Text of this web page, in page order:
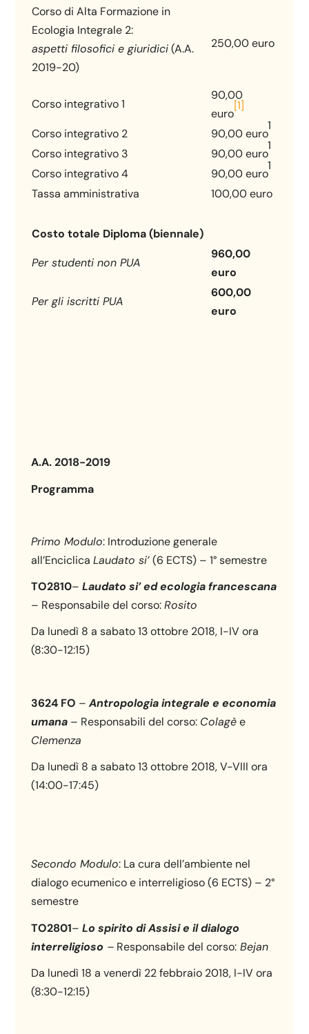
Corso di Alta Formazione in
Ecologia Integrale 2:
aspetti filosofici e giuridici(A.A.
2019-20)
250,00 euro
Corso integrativo 1
90,00
euro
[1]
Corso integrativo 2
90,00 euro
1
Corso integrativo 3
90,00 euro
1
Corso integrativo 4
90,00 euro
1
Tassa amministrativa
100,00 euro
Costo totale Diploma (biennale)
Per studenti non PUA
960,00
euro
Per gli iscritti PUA
600,00
euro
A.A. 2018-2019
Programma
Primo Modulo: Introduzione generale
all’EnciclicaLaudato si’(6 ECTS) – 1° semestre
TO2810–Laudato si’ ed ecologia francescana
– Responsabile del corso:Rosito
Da lunedì 8 a sabato 13 ottobre 2018, I-IV ora
(8:30-12:15)
3624 FO –Antropologia integrale e economia
umana – Responsabili del corso: Colagèe
Clemenza
Da lunedì 8 a sabato 13 ottobre 2018, V-VIII ora
(14:00-17:45)
Secondo Modulo: La cura dell’ambiente nel
dialogo ecumenico e interreligioso (6 ECTS) – 2°
semestre
TO2801–Lo spirito di Assisi e il dialogo
interreligioso – Responsabile del corso: Bejan
Da lunedì 18 a venerdì 22 febbraio 2018, I-IV ora
(8:30-12:15)